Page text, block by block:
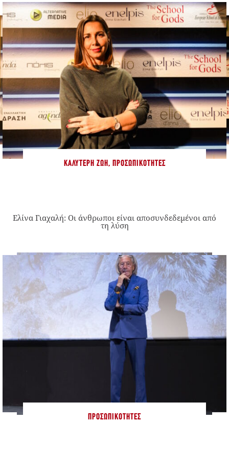
ΚΑΛΎΤΕΡΗ ΖΩΉ, ΠΡΟΣΩΠΙΚΌΤΗΤΕΣ
Ελίνα Γιαχαλή: Οι άνθρωποι είναι αποσυνδεδεμένοι από
τη λύση
ΠΡΟΣΩΠΙΚΌΤΗΤΕΣ